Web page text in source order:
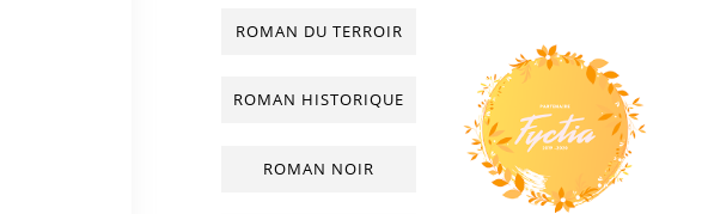
ROMAN DU TERROIR
ROMAN HISTORIQUE
ROMAN NOIR